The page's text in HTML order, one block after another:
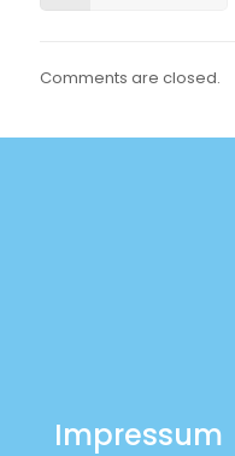
Comments are closed.
Impressum